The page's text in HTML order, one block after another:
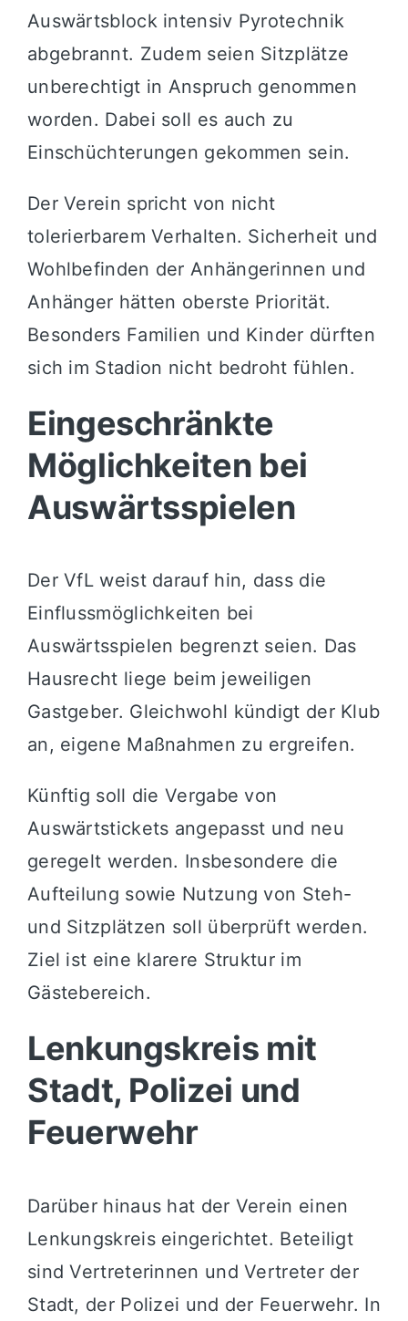
Auswärtsblock intensiv Pyrotechnik
abgebrannt. Zudem seien Sitzplätze
unberechtigt in Anspruch genommen
worden. Dabei soll es auch zu
Einschüchterungen gekommen sein.
Der Verein spricht von nicht
tolerierbarem Verhalten. Sicherheit und
Wohlbefinden der Anhängerinnen und
Anhänger hätten oberste Priorität.
Besonders Familien und Kinder dürften
sich im Stadion nicht bedroht fühlen.
Eingeschränkte
Möglichkeiten bei
Auswärtsspielen
Der VfL weist darauf hin, dass die
Einflussmöglichkeiten bei
Auswärtsspielen begrenzt seien. Das
Hausrecht liege beim jeweiligen
Gastgeber. Gleichwohl kündigt der Klub
an, eigene Maßnahmen zu ergreifen.
Künftig soll die Vergabe von
Auswärtstickets angepasst und neu
geregelt werden. Insbesondere die
Aufteilung sowie Nutzung von Steh-
und Sitzplätzen soll überprüft werden.
Ziel ist eine klarere Struktur im
Gästebereich.
Lenkungskreis mit
Stadt, Polizei und
Feuerwehr
Darüber hinaus hat der Verein einen
Lenkungskreis eingerichtet. Beteiligt
sind Vertreterinnen und Vertreter der
Stadt, der Polizei und der Feuerwehr. In